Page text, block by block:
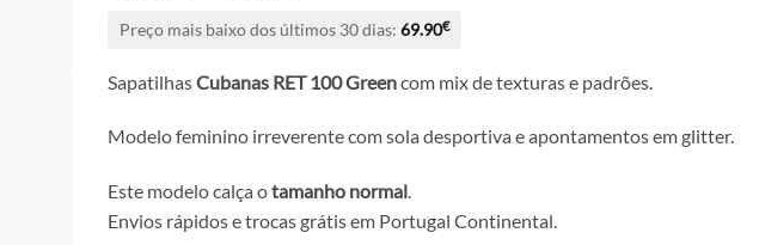
original
139.80€.
atual
69.90€.
Preço mais baixo dos últimos 30 dias: 69.90€
SapatilhasCubanas RET 100 Greencom mix de texturas e padrões.
Modelo feminino irreverente com sola desportiva e apontamentos em glitter.
Este modelo calça otamanho normal.
Envios rápidos e trocas grátis em Portugal Continental.